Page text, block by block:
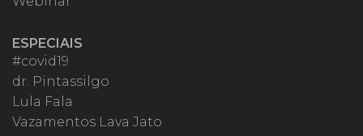
ESPECIAIS
#covid19
dr. Pintassilgo
Lula Fala
Vazamentos Lava Jato